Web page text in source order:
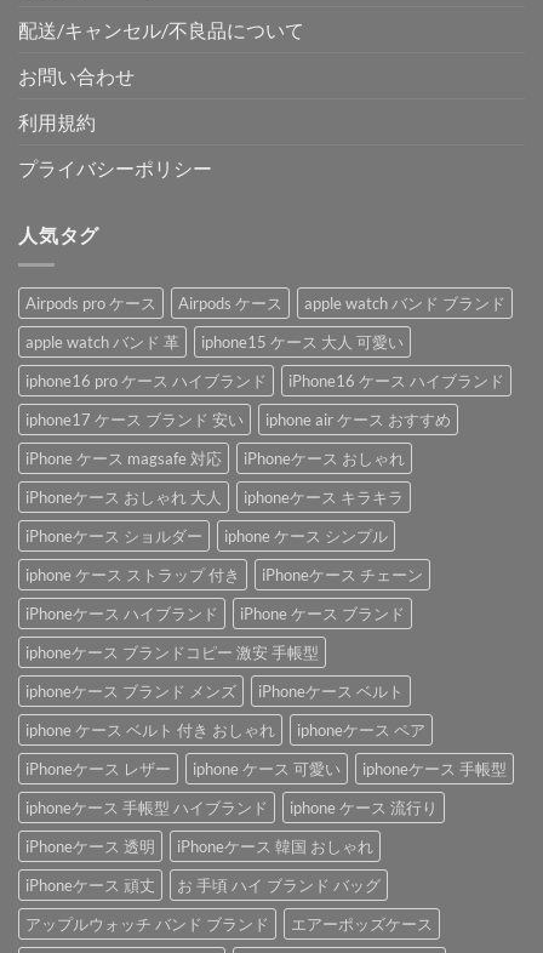
配送/キャンセル/不良品について
お問い合わせ
利用規約
プライバシーポリシー
人気タグ
Airpods pro ケース Airpods ケース
apple watch バンド ブランド
apple watch バンド 革
iphone15 ケース 大人 可愛い
iphone16 pro ケース ハイブランド
iPhone16 ケース ハイブランド
iphone17 ケース ブランド 安い
iphone air ケース おすすめ
iPhone ケース magsafe 対応
iPhoneケース おしゃれ
iPhoneケース おしゃれ 大人
iphoneケース キラキラ
iPhoneケース ショルダー
iphone ケース シンプル
iphone ケース ストラップ 付き
iPhoneケース チェーン
iPhoneケース ハイブランド
iPhone ケース ブランド
iphoneケース ブランドコピー 激安 手帳型
iphoneケース ブランド メンズ
iPhoneケース ベルト
iphone ケース ベルト 付き おしゃれ
iphoneケース ペア
iPhoneケース レザー
iphone ケース 可愛い
iphoneケース 手帳型
iphoneケース 手帳型 ハイブランド
iphone ケース 流行り
iPhoneケース 透明
iPhoneケース 韓国 おしゃれ
iPhoneケース 頑丈
お 手頃 ハイ ブランド バッグ
アップルウォッチ バンド ブランド
エアーポッズケース